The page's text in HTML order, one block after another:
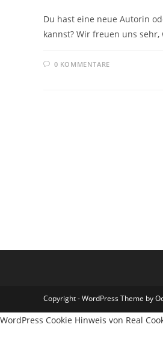
Du hast eine neue Autorin
kannst? Wir freuen uns
0 KOMMENTARE
Copyright - WordPress Theme by
WordPress Cookie Hinweis von Real